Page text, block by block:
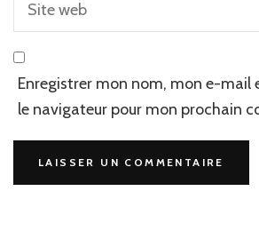
Enregistrer mon nom, mon e-mail
le navigateur pour mon prochain